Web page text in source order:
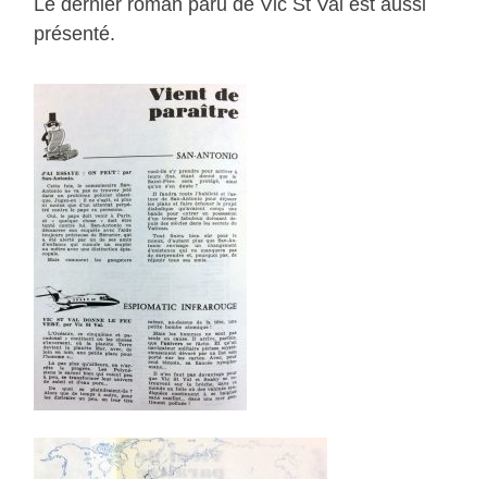
Le dernier roman paru de Vic St Val est aussi
présenté.